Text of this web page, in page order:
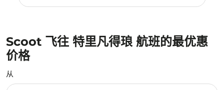
Scoot 飞往 特里凡得琅 航班的最优惠
价格
从